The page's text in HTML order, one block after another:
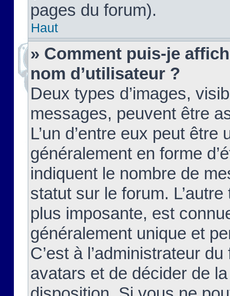
pages du forum).
Haut
» Comment puis-je
nom d’utilisateur ?
Deux types d’images,
messages, peuvent être
L’un d’entre eux peut
généralement en forme
indiquent le nombre de
statut sur le forum.
plus imposante, est
généralement unique et
C’est à l’administrateur
avatars et de décider de